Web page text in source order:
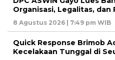
Organisasi, Legalitas,
8 Agustus 2026 | 7:49 pm WIB
Quick Response Brimob
Kecelakaan Tunggal di